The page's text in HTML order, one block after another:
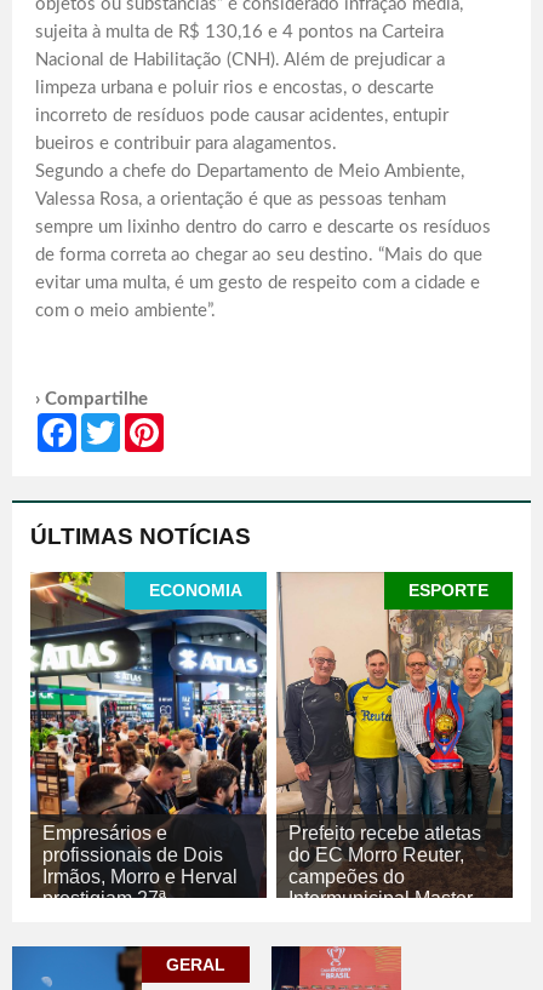
objetos ou substâncias” é considerado infração média,
sujeita à multa de R$ 130,16 e 4 pontos na Carteira
Nacional de Habilitação (CNH). Além de prejudicar a
limpeza urbana e poluir rios e encostas, o descarte
incorreto de resíduos pode causar acidentes, entupir
bueiros e contribuir para alagamentos.
Segundo a chefe do Departamento de Meio Ambiente,
Valessa Rosa, a orientação é que as pessoas tenham
sempre um lixinho dentro do carro e descarte os resíduos
de forma correta ao chegar ao seu destino. “Mais do que
evitar uma multa, é um gesto de respeito com a cidade e
com o meio ambiente”.
› Compartilhe
Facebook
Twitter
ÚLTIMAS NOTÍCIAS
ECONOMIA
Empresários e
profissionais de Dois
Irmãos, Morro e Herval
prestigiam 27ª
07/08/2026
ECONOMIA
ESPORTE
Prefeito recebe atletas
do EC Morro Reuter,
campeões do
Intermunicipal Master
07/08/2026
ESPORTE
GERAL